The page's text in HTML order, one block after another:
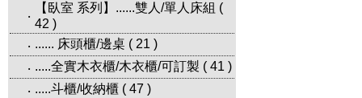
‧
【臥室 系列】......雙人/單人床組 (
42 )
‧ ...... 床頭櫃/邊桌 ( 21 )
‧ .....全實木衣櫃/木衣櫃/可訂製 ( 41 )
‧ .....斗櫃/收納櫃 ( 47 )